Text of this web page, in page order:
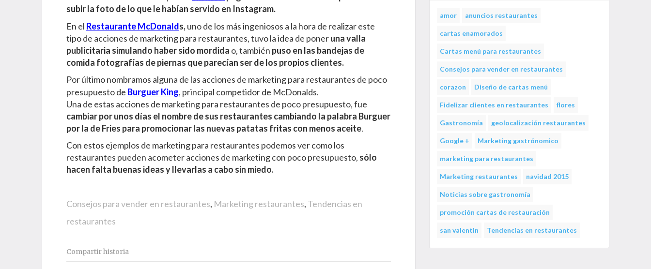
subir la foto de lo que le habían servido en Instagram.
En el Restaurante McDonalds,uno de los más ingeniosos a la hora de realizar este
tipo de acciones de marketing para restaurantes, tuvo la idea de poneruna valla
publicitaria simulando haber sido mordida o, también puso en las bandejas de
comida fotografías de piernas que parecían ser de los propios clientes.
Por último nombramos alguna de las acciones de marketing para restaurantes de poco
presupuesto de Burguer King, principal competidor de McDonalds.
Una de estas acciones de marketing para restaurantes de poco presupuesto, fue
cambiar por unos días el nombre de sus restaurantes cambiando la palabra Burguer
por la de Fries para promocionar las nuevas patatas fritas con menos aceite.
Con estos ejemplos de marketing para restaurantes podemos ver como los
restaurantes pueden acometer acciones de marketing con poco presupuesto, sólo
hacen falta buenas ideas y llevarlas a cabo sin miedo.
Consejos para vender en restaurantes, Marketing restaurantes, Tendencias en
restaurantes
Compartir historia
amor anuncios restaurantes
cartas enamorados
Cartas menú para restaurantes
Consejos para vender en restaurantes
corazon Diseño de cartas menú
Fidelizar clientes en restaurantes flores
Gastronomía geolocalización restaurantes
Google + Marketing gastrónomico
marketing para restaurantes
Marketing restaurantes navidad 2015
Noticias sobre gastronomía
promoción cartas de restauración
san valentin Tendencias en restaurantes